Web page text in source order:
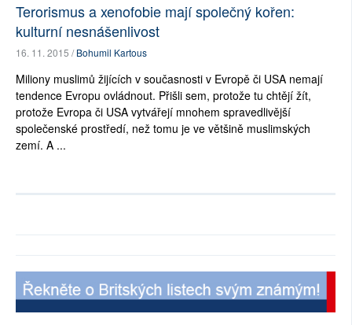
Terorismus a xenofobie mají společný kořen:
kulturní nesnášenlivost
16. 11. 2015 /Bohumil Kartous
Miliony muslimů žijících v současnosti v Evropě či USA nemají
tendence Evropu ovládnout. Přišli sem, protože tu chtějí žít,
protože Evropa či USA vytvářejí mnohem spravedlivější
společenské prostředí, než tomu je ve většině muslimských
zemí. A ...